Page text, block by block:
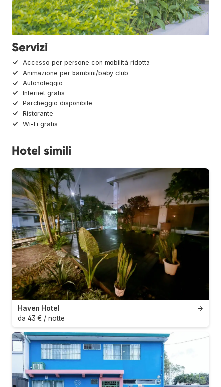
Servizi
Accesso per persone con mobilità ridotta
Animazione per bambini/baby club
Autonoleggio
Internet gratis
Parcheggio disponibile
Ristorante
Wi-Fi gratis
Hotel simili
→
Haven Hotel
da 43 € / notte